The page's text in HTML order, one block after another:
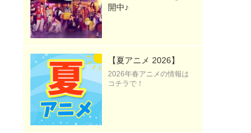
開中♪
【夏アニメ 2026】
2026年春アニメの情報は
コチラで！